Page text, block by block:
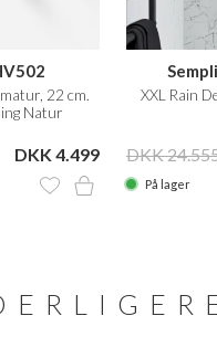
22 cm.
Natur
DKK 4.499
XXL Rain
DKK
På lager